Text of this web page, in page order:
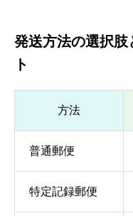
発送方法の選択肢
ト
方法
普通郵便
特定記録郵便